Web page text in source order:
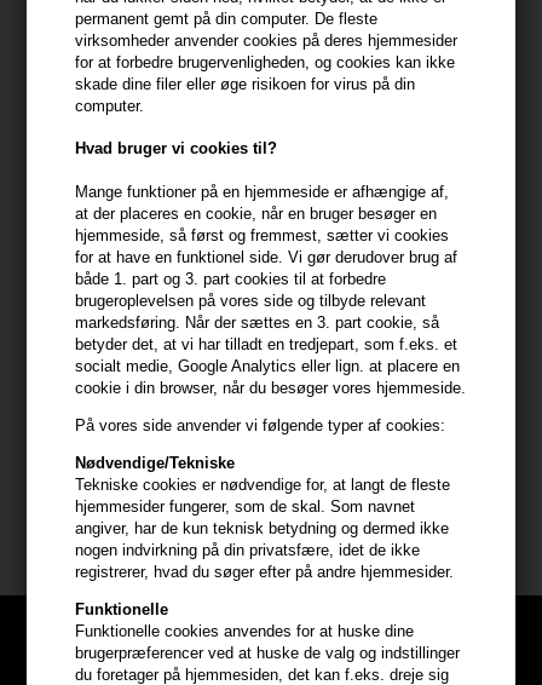
permanent gemt på din computer. De fleste
virksomheder anvender cookies på deres hjemmesider
for at forbedre brugervenligheden, og cookies kan ikke
skade dine filer eller øge risikoen for virus på din
computer.
Hvad bruger vi cookies til?
Mange funktioner på en hjemmeside er afhængige af,
at der placeres en cookie, når en bruger besøger en
hjemmeside, så først og fremmest, sætter vi cookies
for at have en funktionel side. Vi gør derudover brug af
både 1. part og 3. part cookies til at forbedre
brugeroplevelsen på vores side og tilbyde relevant
markedsføring. Når der sættes en 3. part cookie, så
betyder det, at vi har tilladt en tredjepart, som f.eks. et
socialt medie, Google Analytics eller lign. at placere en
cookie i din browser, når du besøger vores hjemmeside.
På vores side anvender vi følgende typer af cookies:
Nødvendige/Tekniske
Tekniske cookies er nødvendige for, at langt de fleste
hjemmesider fungerer, som de skal. Som navnet
angiver, har de kun teknisk betydning og dermed ikke
nogen indvirkning på din privatsfære, idet de ikke
registrerer, hvad du søger efter på andre hjemmesider.
Funktionelle
Funktionelle cookies anvendes for at huske dine
brugerpræferencer ved at huske de valg og indstillinger
du foretager på hjemmesiden, det kan f.eks. dreje sig
KMS California MoistRepair Shampoo er en fugtende og
genopbyggende shampoo til tørt, stresset og skadet/ødelagt hår.
Egenskaber
- God til tørt og skadet hår
- Fugter og reparerer
- Giver blødt hår
- Håret repareres indefra
- Uden parabener.
Anvendelse
- Anvend i vådt hår
- Fordel i håret
- Skyl grundigt
Indhold: 750ml
KMS California